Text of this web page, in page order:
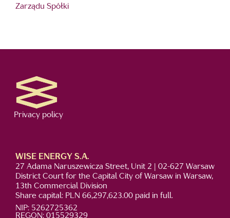
Zarządu Spółki
Privacy policy
WISE ENERGY S.A.
27 Adama Naruszewicza Street, Unit 2 | 02-627 Warsaw
District Court for the Capital City of Warsaw in Warsaw,
13th Commercial Division
Share capital: PLN 66,297,623.00 paid in full.
NIP: 5262725362
REGON: 015529329